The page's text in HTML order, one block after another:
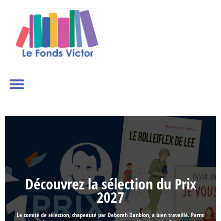
la sélection du Prix
2027
de sélection, chapeauté par Deborah Danblon, a bien travaillé. Parmi